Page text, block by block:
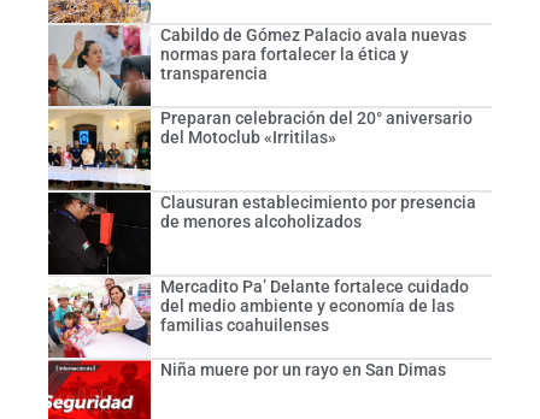
Cabildo de Gómez Palacio avala nuevas
normas para fortalecer la ética y
transparencia
Preparan celebración del 20° aniversario
del Motoclub «Irritilas»
Clausuran establecimiento por presencia
de menores alcoholizados
Mercadito Pa’ Delante fortalece cuidado
del medio ambiente y economía de las
familias coahuilenses
Niña muere por un rayo en San Dimas